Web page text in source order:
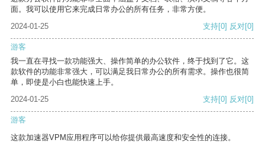
面。我可以使用它来完成日常办公的所有任务，非常方便。
2024-01-25
支持[0] 反对[0]
游客
我一直在寻找一款功能强大、操作简单的办公软件，终于找到了它。这
款软件的功能非常强大，可以满足我日常办公的所有需求。操作也很简
单，即使是小白也能快速上手。
2024-01-25
支持[0] 反对[0]
游客
这款加速器VPM应用程序可以给你提供最高速度和安全性的连接。